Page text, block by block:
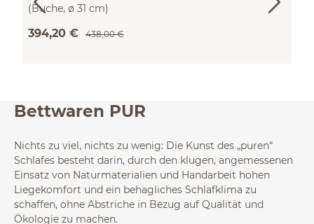
(Buche, ø 31 cm)
394,20 € 438,00 €
Bettwaren PUR
Nichts zu viel, nichts zu wenig: Die Kunst des „puren“
Schlafes besteht darin, durch den klugen, angemessenen
Einsatz von Naturmaterialien und Handarbeit hohen
Liegekomfort und ein behagliches Schlafklima zu
schaffen, ohne Abstriche in Bezug auf Qualität und
Ökologie zu machen.